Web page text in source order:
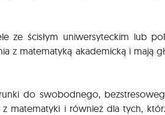
ze ścisłym uniwersyteckim lub
z matematyką akademicką i mają
do swobodnego,
matematyki i również dla tych,